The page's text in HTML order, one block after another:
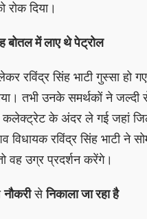
रोक दिया।
बोतल में लाए थे पेट्रोल
रविंद्र सिंह भाटी गुस्सा
तभी उनके समर्थकों ने जल्दी
के अंदर ले गई जहां
विधायक रविंद्र सिंह भाटी ने
वह उग्र प्रदर्शन करेंगे।
नौकरीसेनिकाला जा रहा है